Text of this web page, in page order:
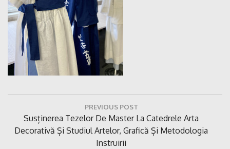
articole
PREVIOUS POST
Previous
Post:
Susținerea Tezelor De Master La Catedrele Arta
Decorativă Și Studiul Artelor, Grafică Și Metodologia
Instruirii